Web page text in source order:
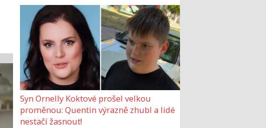
Syn Ornelly Koktové prošel velkou
proměnou: Quentin výrazně zhubl a lidé
nestačí žasnout!